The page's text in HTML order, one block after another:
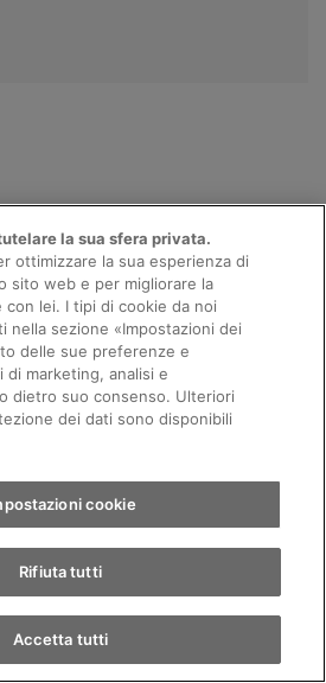
Appuntamento
Giro di prova
Trova un'auto
la sua sfera privata.
ottimizzare la sua esperienza di
sito web e per migliorare la
con lei. I tipi di cookie da noi
nella sezione «Impostazioni dei
delle sue preferenze e
marketing, analisi e
dietro suo consenso. Ulteriori
dei dati sono disponibili
cookie
Rifiuta tutti
Accetta tutti